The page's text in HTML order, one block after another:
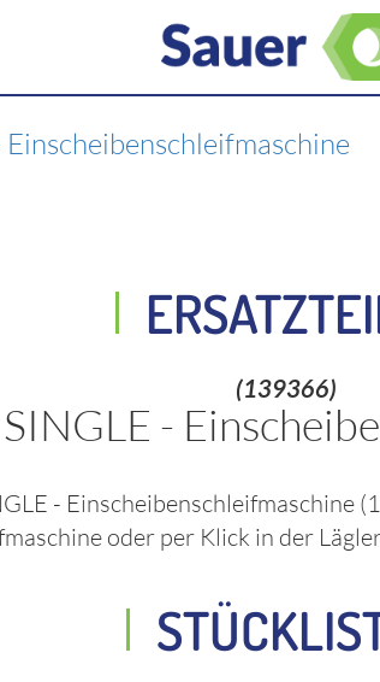
Einscheibenschleifmaschine
(139366)
-
- Einscheibenschleifmaschine
oder per Klick in der